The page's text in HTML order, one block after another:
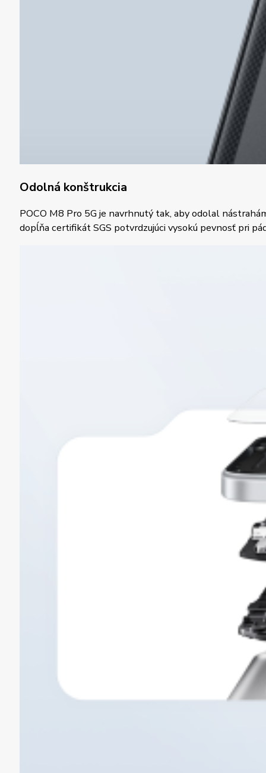
Odolná konštrukcia
POCO M8 Pro 5G je navrhnutý tak, aby odolal
dopĺňa certifikát SGS potvrdzujúci vysokú pevnosť pri